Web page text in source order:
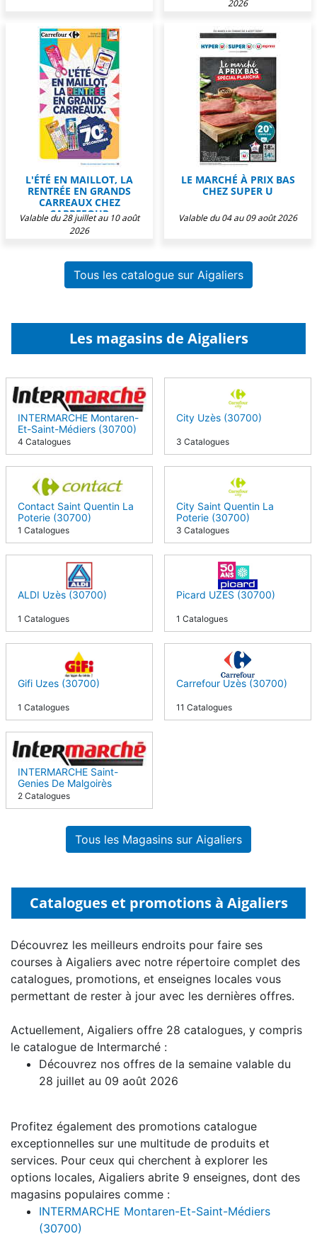
2026
L'ÉTÉ EN MAILLOT, LA
RENTRÉE EN GRANDS
CARREAUX CHEZ
CARREFOUR
Valable du 28 juillet au 10 août
2026
LE MARCHÉ À PRIX BAS
CHEZ SUPER U
Valable du 04 au 09 août 2026
Tous les catalogue sur Aigaliers
Les magasins de Aigaliers
INTERMARCHE Montaren-
Et-Saint-Médiers (30700)
4 Catalogues
City Uzès (30700)
3 Catalogues
Contact Saint Quentin La
Poterie (30700)
1 Catalogues
City Saint Quentin La
Poterie (30700)
3 Catalogues
ALDI Uzès (30700)
1 Catalogues
Picard UZES (30700)
1 Catalogues
Gifi Uzes (30700)
1 Catalogues
Carrefour Uzès (30700)
11 Catalogues
INTERMARCHE Saint-
Genies De Malgoirès
(30190)
2 Catalogues
Tous les Magasins sur Aigaliers
Catalogues et promotions à Aigaliers
Découvrez les meilleurs endroits pour faire ses
courses à Aigaliers avec notre répertoire complet des
catalogues, promotions, et enseignes locales vous
permettant de rester à jour avec les dernières offres.
Actuellement, Aigaliers offre 28 catalogues, y compris
le catalogue de Intermarché :
Découvrez nos offres de la semaine valable du
28 juillet au 09 août 2026
Profitez également des promotions catalogue
exceptionnelles sur une multitude de produits et
services. Pour ceux qui cherchent à explorer les
options locales, Aigaliers abrite 9 enseignes, dont des
magasins populaires comme :
INTERMARCHE Montaren-Et-Saint-Médiers
(30700)